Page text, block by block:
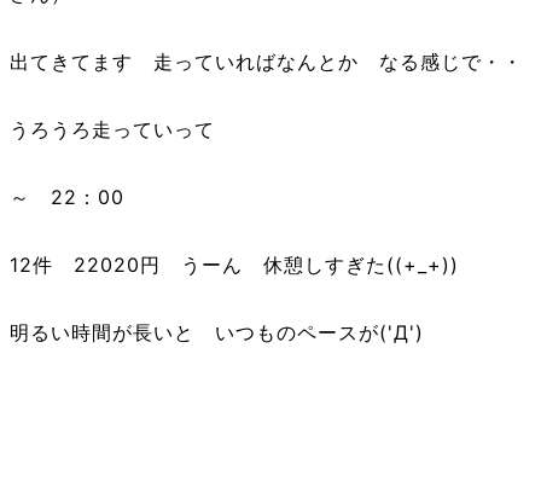
出てきてます 走っていればなんとか なる感じで・・
うろうろ走っていって
～ 22：00
12件 22020円 うーん 休憩しすぎた((+_+))
明るい時間が長いと いつものペースが('Д')